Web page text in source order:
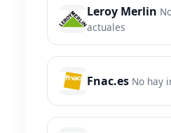
Leroy Merlin
actuales
Fnac.es No hay